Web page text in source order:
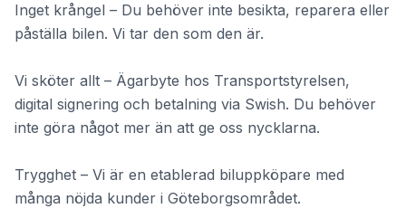
Inget krångel – Du behöver inte besikta, reparera eller
påställa bilen. Vi tar den som den är.
Vi sköter allt – Ägarbyte hos Transportstyrelsen,
digital signering och betalning via Swish. Du behöver
inte göra något mer än att ge oss nycklarna.
Trygghet – Vi är en etablerad biluppköpare med
många nöjda kunder i Göteborgsområdet.